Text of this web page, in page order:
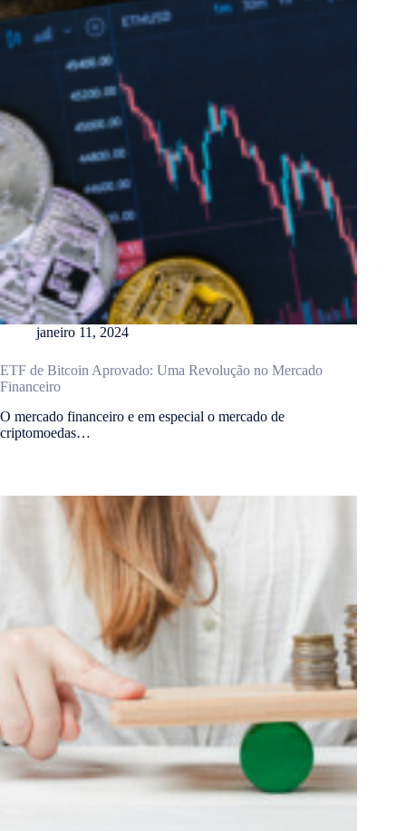
janeiro 11, 2024
ETF de Bitcoin Aprovado: Uma Revolução no Mercado
Financeiro
O mercado financeiro e em especial o mercado de
criptomoedas…